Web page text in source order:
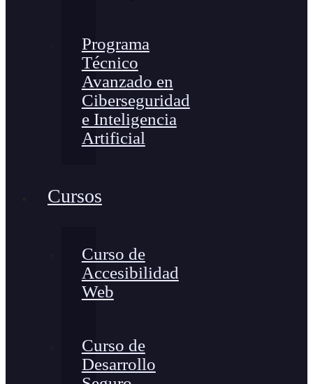
Programa
Técnico
Avanzado en
Ciberseguridad
e Inteligencia
Artificial
Cursos
Curso de
Accesibilidad
Web
Curso de
Desarrollo